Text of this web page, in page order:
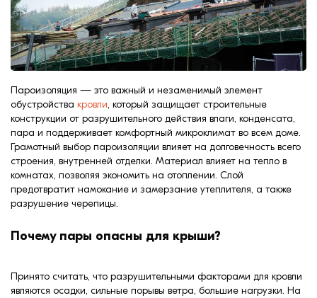
Керамейя
LHL
LODE
Лицевой
Кирпич ручной
формовки
Брусчатка
Строительный блок
Газоблок
Кровля
Черепица
ЦПЧ
Клинкерная плитка
фасада
Ступени, крыльцо
Строительные
мощения
Пароизоляция — это важный и незаменимый элемент
обустройства кровли, который защищает строительные
конструкции от разрушительного действия влаги, конденсата,
пара и поддерживает комфортный микроклимат во всем доме.
Грамотный выбор пароизоляции влияет на долговечность всего
строения, внутренней отделки. Материал влияет на тепло в
комнатах, позволяя экономить на отоплении. Слой
предотвратит намокание и замерзание утеплителя, а также
разрушение черепицы.
Почему пары опасны для крыши?
Принято считать, что разрушительными факторами для кровли
являются осадки, сильные порывы ветра, большие нагрузки. На